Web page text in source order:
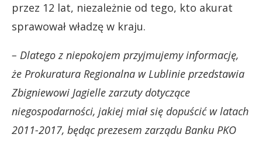
przez 12 lat, niezależnie od tego, kto akurat
sprawował władzę w kraju.
– Dlatego z niepokojem przyjmujemy informację,
że Prokuratura Regionalna w Lublinie przedstawia
Zbigniewowi Jagielle zarzuty dotyczące
niegospodarności, jakiej miał się dopuścić w latach
2011-2017, będąc prezesem zarządu Banku PKO